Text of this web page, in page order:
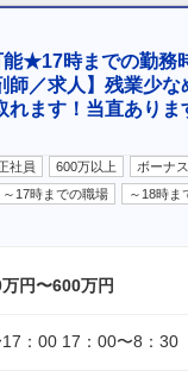
★17時までの勤務
師／求人】残業少な
れます！当直ありま
社員 600万以上
ボーナ
～17時までの職場 ～18時ま
円〜600万円
：00 17：00〜8：30